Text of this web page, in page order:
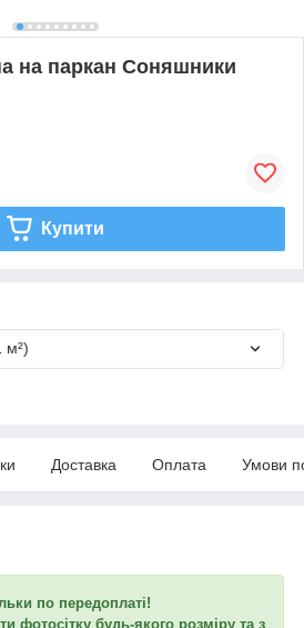
на паркан Соняшники
Купити
м²)
Доставка Оплата Умови
по передоплаті!
фотосітку будь-якого розміру та з